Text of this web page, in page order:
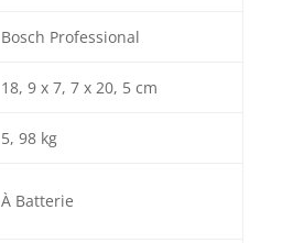
Bosch Professional
18, 9 x 7, 7 x 20, 5 cm
5, 98 kg
À Batterie